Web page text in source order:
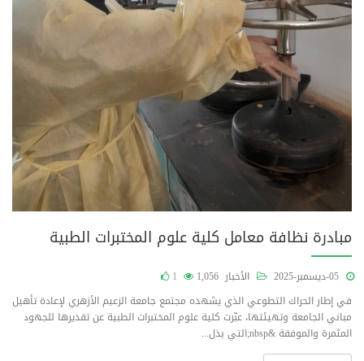
مبادرة نظافة معامل كلية علوم المختبرات الطبية
الأخبار 1,056
1
في إطار الحراك التطوعي الذي يشهده مجتمع جامعة الزعيم الأزهري لإعادة تأهيل
مباني الجامعة وتهيئتها، عبّرت كلية علوم المختبرات الطبية عن تقديرها للجهود
المثمرة والموفقة &nbsp;التي بذل...